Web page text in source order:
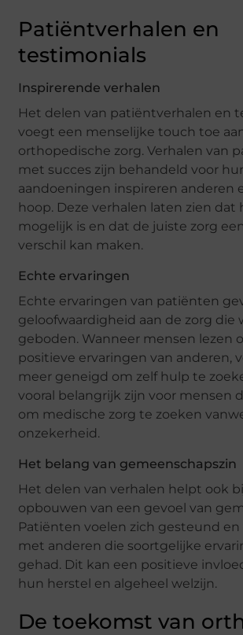
Patiëntverhalen en
testimonials
Inspirerende verhalen
Het delen van patiëntverhalen en
voegt een menselijke touch toe
orthopedische zorg. Verhalen van
met succes zijn behandeld voor
aandoeningen inspireren anderen
hoop. Deze verhalen laten zien dat
mogelijk is en dat de juiste zorg
verschil kan maken.
Echte ervaringen
Echte ervaringen van patiënten
geloofwaardigheid aan de zorg die
geboden. Wanneer mensen lezen
positieve ervaringen van anderen,
meer geneigd om zelf hulp te
vooral belangrijk zijn voor mensen
om medische zorg te zoeken
onzekerheid.
Het belang van gemeenschapszin
Het delen van verhalen helpt ook
opbouwen van een gevoel van
Patiënten voelen zich gesteund
met anderen die soortgelijke
gehad. Dit kan een positieve
hun herstel en algeheel welzijn.
De toekomst van